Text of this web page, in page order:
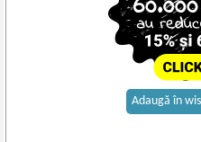
Adaugă în